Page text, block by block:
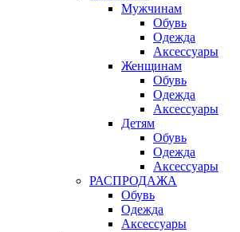
Мужчинам
Обувь
Одежда
Аксессуары
Женщинам
Обувь
Одежда
Аксессуары
Детям
Обувь
Одежда
Аксессуары
РАСПРОДАЖА
Обувь
Одежда
Аксессуары